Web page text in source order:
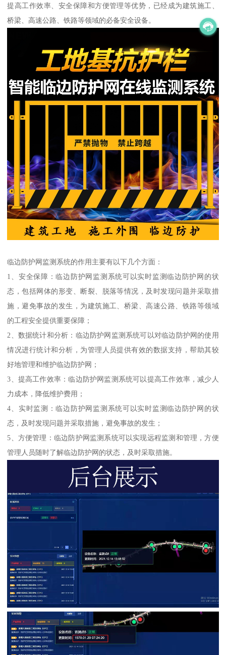
提高工作效率、安全保障和方便管理等优势，已经成为建筑施工、
桥梁、高速公路、铁路等领域的必备安全设备。
临边防护网监测系统的作用主要有以下几个方面：
1、安全保障：临边防护网监测系统可以实时监测临边防护网的状
态，包括网体的形变、断裂、脱落等情况，及时发现问题并采取措
施，避免事故的发生，为建筑施工、桥梁、高速公路、铁路等领域
的工程安全提供重要保障；
2、数据统计和分析：临边防护网监测系统可以对临边防护网的使用
情况进行统计和分析，为管理人员提供有效的数据支持，帮助其较
好地管理和维护临边防护网；
3、提高工作效率：临边防护网监测系统可以提高工作效率，减少人
力成本，降低维护费用；
4、实时监测：临边防护网监测系统可以实时监测临边防护网的状
态，及时发现问题并采取措施，避免事故的发生；
5、方便管理：临边防护网监测系统可以实现远程监测和管理，方便
管理人员随时了解临边防护网的状态，及时采取措施。